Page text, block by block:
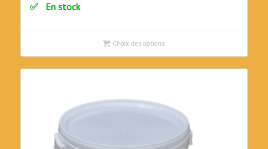
En stock
Choix des options